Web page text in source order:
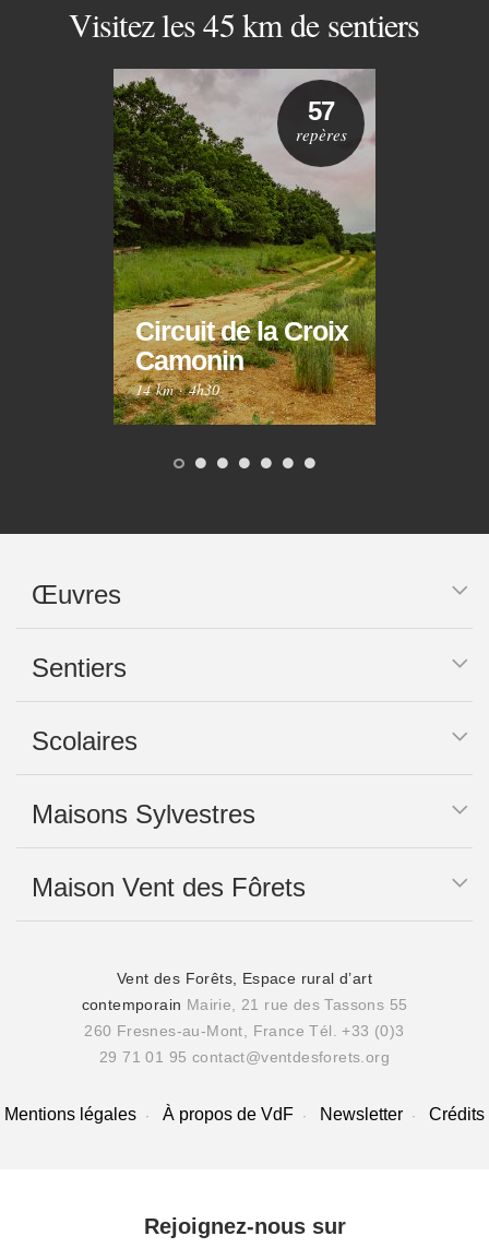
Visitez les 45 km de sentiers
Circuit de la Croix
Camonin
14 km·4h30
57
repères
Œuvres
Sentiers
Scolaires
Maisons Sylvestres
Maison Vent des Fôrets
Vent des Forêts, Espace rural d’art
contemporain Mairie, 21 rue des Tassons 55
260 Fresnes-au-Mont, France Tél. +33 (0)3
29 71 01 95 contact@ventdesforets.org
Mentions légales À propos de VdF Newsletter Crédits
Rejoignez-nous sur